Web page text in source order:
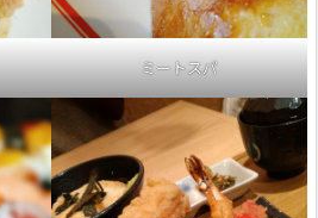
ミートスパ